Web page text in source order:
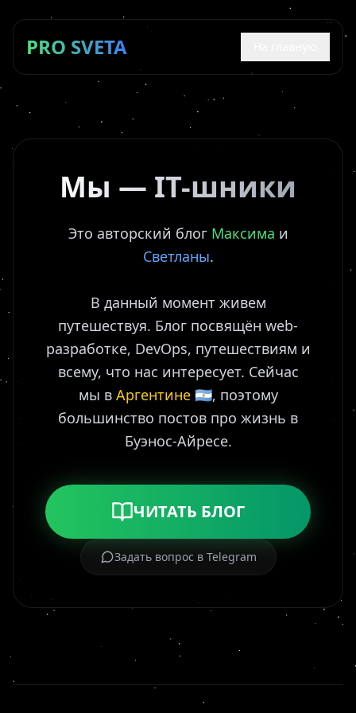
PRO SVETA
Мы — IT-шники
Это авторский блог Максима и
Светланы.
В данный момент живем
путешествуя. Блог посвящён web-
разработке, DevOps, путешествиям и
всему, что нас интересует. Сейчас
мы в Аргентине🇦🇷, поэтому
большинство постов про жизнь в
Буэнос-Айресе.
ЧИТАТЬ БЛОГ
Задать вопрос в Telegram